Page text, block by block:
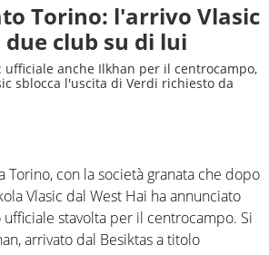
Torino: l'arrivo Vlasic
club su di lui
ufficiale anche Ilkhan per il centrocampo,
sblocca l'uscita di Verdi richiesto da
Torino, con la società granata che dopo
Vlasic dal West Hai ha annunciato
stavolta per il centrocampo. Si
arrivato dal Besiktas a titolo